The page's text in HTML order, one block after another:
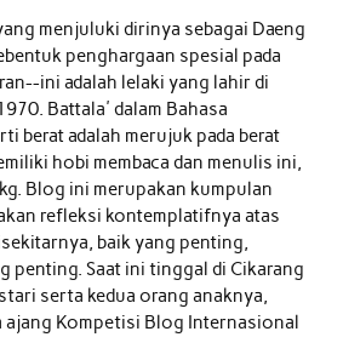
menjuluki dirinya sebagai Daeng
penghargaan spesial pada
ini adalah lelaki yang lahir di
Battala' dalam Bahasa
berat adalah merujuk pada berat
hobi membaca dan menulis ini,
Blog ini merupakan kumpulan
refleksi kontemplatifnya atas
baik yang penting,
penting. Saat ini tinggal di Cikarang
serta kedua orang anaknya,
ajang Kompetisi Blog Internasional